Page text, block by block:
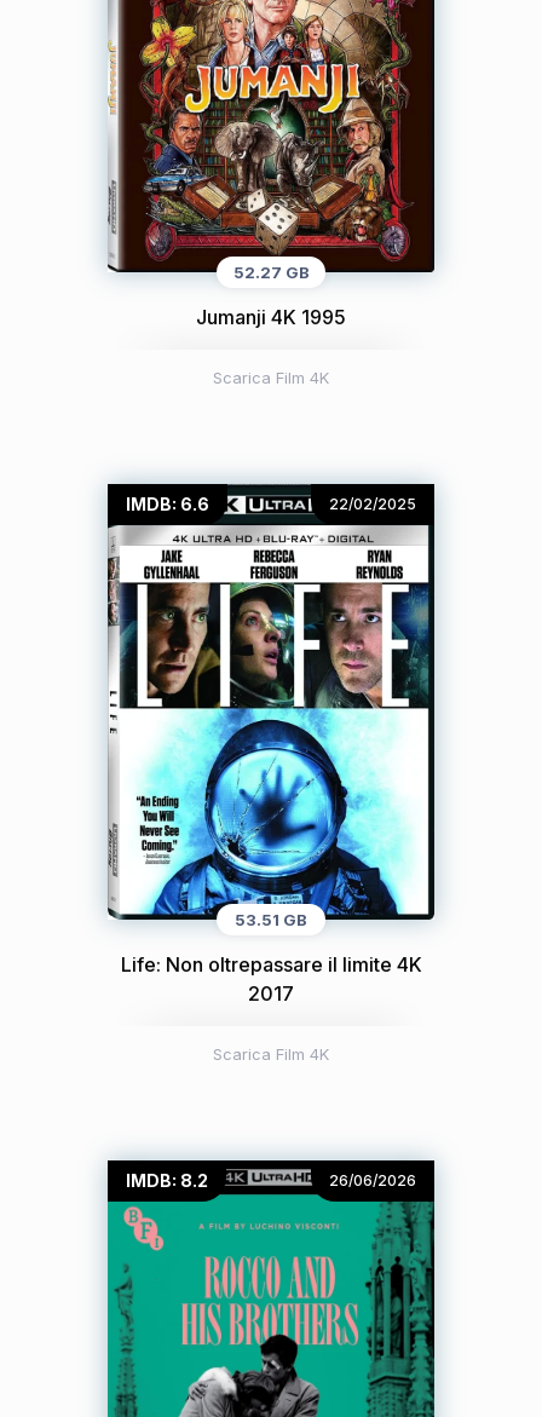
52.27 GB
Jumanji 4K 1995
Scarica Film 4K
IMDB: 6.6 22/02/2025
53.51 GB
Life: Non oltrepassare il limite 4K
2017
Scarica Film 4K
IMDB: 8.2 26/06/2026